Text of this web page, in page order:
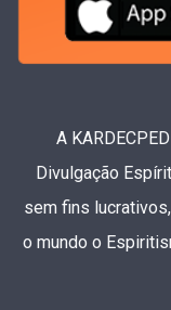
A
Divulgação
sem fins
o mundo o